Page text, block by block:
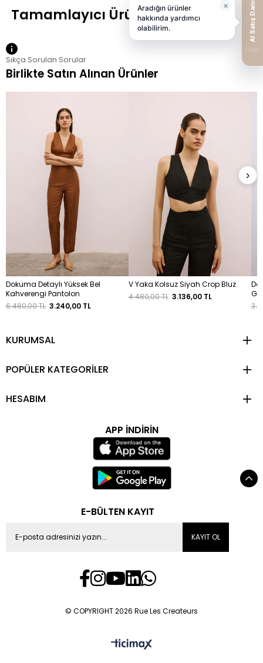
Sıkça Sorulan Sorular
Birlikte Satın Alınan Ürünler
Dokuma Detaylı Yüksek Bel
Kahverengi Pantolon
6.480,00 TL 3.240,00 TL
V Yaka Kolsuz Siyah Crop Bluz
4.480,00 TL 3.136,00 TL
›
KURUMSAL
POPÜLER KATEGORİLER
HESABIM
APP İNDİRİN
E-BÜLTEN KAYIT
KAYIT OL
© COPYRIGHT 2026 Rue Les Createurs